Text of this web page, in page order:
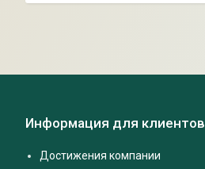
Информация для клиентов
Достижения компании